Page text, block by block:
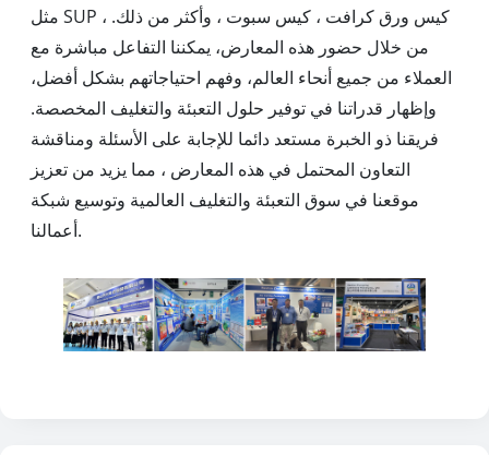
مثل SUP ، كيس ورق كرافت ، كيس سبوت ، وأكثر من ذلك.
من خلال حضور هذه المعارض، يمكننا التفاعل مباشرة مع
العملاء من جميع أنحاء العالم، وفهم احتياجاتهم بشكل أفضل،
وإظهار قدراتنا في توفير حلول التعبئة والتغليف المخصصة.
فريقنا ذو الخبرة مستعد دائما للإجابة على الأسئلة ومناقشة
التعاون المحتمل في هذه المعارض ، مما يزيد من تعزيز
موقعنا في سوق التعبئة والتغليف العالمية وتوسيع شبكة
أعمالنا.